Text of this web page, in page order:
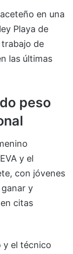
en una
Playa de
de
las últimas
peso
y el
con jóvenes
y
citas
y el técnico